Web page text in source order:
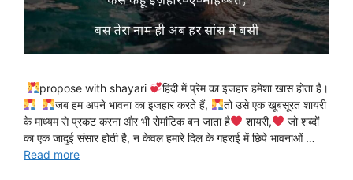
propose with shayari
हिंदी में प्रेम का इजहार हमेशा खास होता है।
जब हम अपने भावना का इजहार करते हैं,
तो उसे एक खूबसूरत शायरी
के माध्यम से प्रकट करना और भी रोमांटिक बन जाता है
शायरी,
जो शब्दों
का एक जादुई संसार होती है, न केवल हमारे दिल के गहराई में छिपे भावनाओं …
Read more